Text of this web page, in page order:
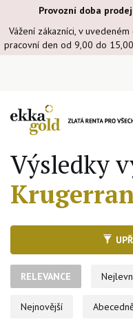
Provozní doba
Vážení zákazníci, v
pracovní den od 9,00 do
Výsledky
RELEVANCE
Nejnovější